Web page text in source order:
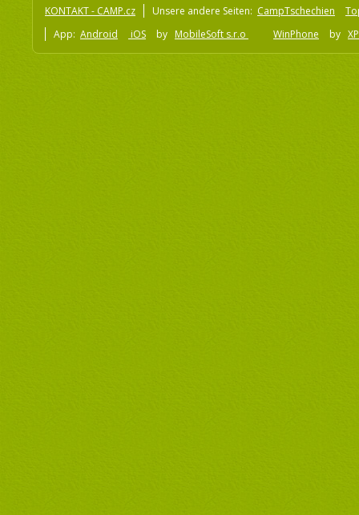
KONTAKT - CAMP.cz Unsere andere Seiten: CampTschechien
App: Android iOS by MobileSoft s.r.o WinPhone by